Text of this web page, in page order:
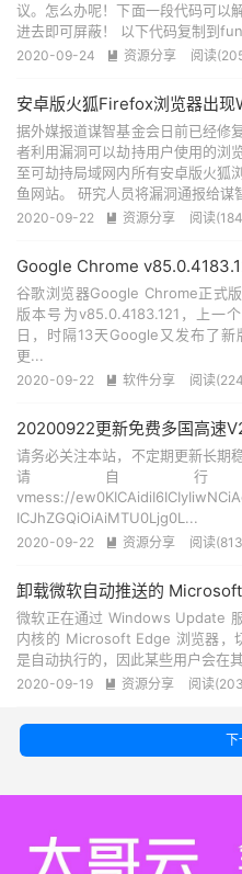
议。怎么办呢！下面一段代码可以
进去即可屏蔽！ 以下代码复制到
2020-09-24  资源分享 阅读
安卓版火狐Firefox浏览器出
据外媒报道谋智基金会日前已经修
者利用漏洞可以劫持用户使用的浏
至可劫持局域网内所有安卓版火狐
鱼网站。 研究人员将漏洞通报给谋
2020-09-22  资源分享 阅读
Google Chrome
谷歌浏览器Google Chrome正式
版本号为v85.0.4183.121，上一
日，时隔13天Google又发布了
更...
2020-09-22  软件分享 阅读
20200922更新免费多国高速
请务必关注本站，不定期更新长期
请自
vmess://
ICJhZGQiOiAiMTU0Ljg0L...
2020-09-22  资源分享 阅读
卸载微软自动推送的
微软正在通过 Windows Update
内核的 Microsoft Edge 浏览器，
是自动执行的，因此某些用户会在
2020-09-19  资源分享 阅读
下